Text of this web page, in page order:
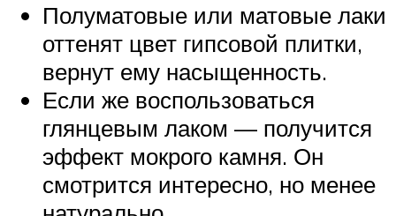
Полуматовые или матовые лаки
оттенят цвет гипсовой плитки,
вернут ему насыщенность.
Если же воспользоваться
глянцевым лаком — получится
эффект мокрого камня. Он
смотрится интересно, но менее